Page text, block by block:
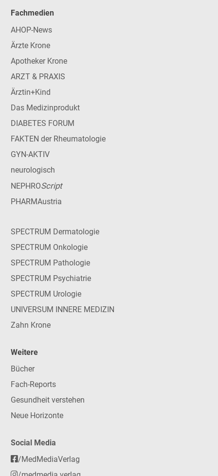
Fachmedien
AHOP-News
Ärzte Krone
Apotheker Krone
ARZT & PRAXIS
Ärztin+Kind
Das Medizinprodukt
DIABETES FORUM
FAKTEN der Rheumatologie
GYN-AKTIV
neurologisch
NEPHROScript
PHARMAustria
SPECTRUM Dermatologie
SPECTRUM Onkologie
SPECTRUM Pathologie
SPECTRUM Psychiatrie
SPECTRUM Urologie
UNIVERSUM INNERE MEDIZIN
Zahn Krone
Weitere
Bücher
Fach-Reports
Gesundheit verstehen
Neue Horizonte
Social Media
/MedMediaVerlag